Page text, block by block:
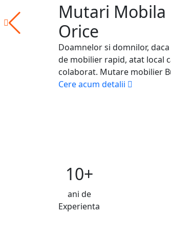
Mutari Mobila
Orice
Doamnelor si domnilor,
de mobilier rapid, atat local
colaborat. Mutare mobilier
Cere acum detalii
10+
ani de
Experienta